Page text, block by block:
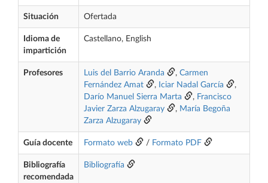
Situación Ofertada
Idioma de
impartición
Castellano, English
Profesores Luis del Barrio Aranda , Carmen
Fernández Amat
, Iciar Nadal García
,
Darío Manuel Sierra Marta
, Francisco
Javier Zarza Alzugaray
, María Begoña
Zarza Alzugaray
Guía docente Formato web / Formato PDF
Bibliografía
recomendada
Bibliografía